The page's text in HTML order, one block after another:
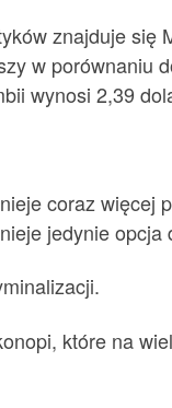
znajduje się
w porównaniu
wynosi 2,39
coraz więcej
jedynie opcja
które na